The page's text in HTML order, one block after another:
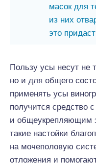
масок для
из них
это
Пользу усы несут не
но и для общего
применять усы
получится средство
и общеукрепляющим
такие настойки
на мочеполовую
отложения и